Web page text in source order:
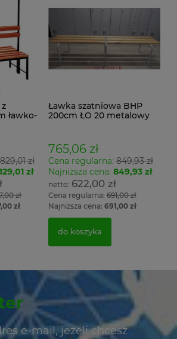
ławko-
zł
zł
zł
zł
Ławka szatniowa BHP
200cm ŁO 20 metalowy
765,06 zł
Cena regularna:849,93 zł
Najniższa cena: 849,93 zł
622,00 zł
Cena regularna:691,00 zł
Najniższa cena: 691,00 zł
do koszyka
e-mail, jeżeli chcesz